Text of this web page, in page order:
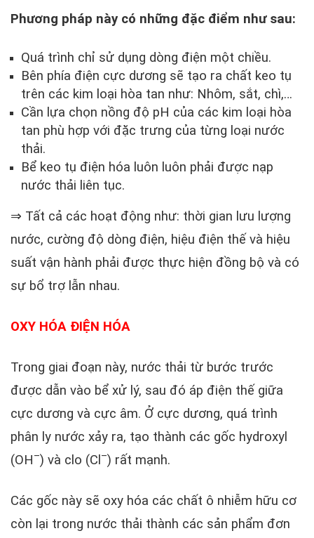
Phương pháp này có những đặc điểm như sau:
Quá trình chỉ sử dụng dòng điện một chiều.
Bên phía điện cực dương sẽ tạo ra chất keo tụ
trên các kim loại hòa tan như: Nhôm, sắt, chì,…
Cần lựa chọn nồng độ pH của các kim loại hòa
tan phù hợp với đặc trưng của từng loại nước
thải.
Bể keo tụ điện hóa luôn luôn phải được nạp
nước thải liên tục.
⇒ Tất cả các hoạt động như: thời gian lưu lượng
nước, cường độ dòng điện, hiệu điện thế và hiệu
suất vận hành phải được thực hiện đồng bộ và có
sự bổ trợ lẫn nhau.
OXY HÓA ĐIỆN HÓA
Trong giai đoạn này, nước thải từ bước trước
được dẫn vào bể xử lý, sau đó áp điện thế giữa
cực dương và cực âm. Ở cực dương, quá trình
phân ly nước xảy ra, tạo thành các gốc hydroxyl
(OH–) và clo (Cl–) rất mạnh.
Các gốc này sẽ oxy hóa các chất ô nhiễm hữu cơ
còn lại trong nước thải thành các sản phẩm đơn